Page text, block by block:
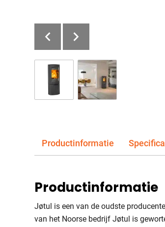
Productinformatie
Productinformatie
Jøtul is een van de oudste
van het Noorse bedrijf Jøtul is